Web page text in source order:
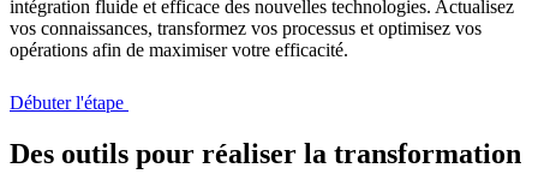
intégration fluide et efficace des nouvelles technologies. Actualisez
vos connaissances, transformez vos processus et optimisez vos
opérations afin de maximiser votre efficacité.
Débuter l'étape
Des outils pour réaliser la transformation